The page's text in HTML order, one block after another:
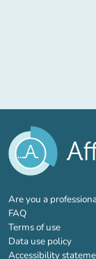
Are you a
FAQ
Terms of use
Data use policy
Accessibility